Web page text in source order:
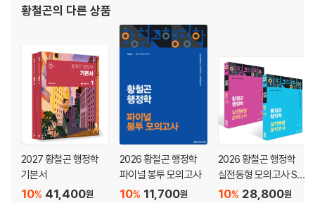
CHAPTER 4 공무원 통제
CHAPTER 1 예산 제도
CHAPTER 2 예산 이론
PART 6 지방
CHAPTER 1 지방자치 개관
CHAPTER 2 자치단체 구역
CHAPTER 3 자치권
CHAPTER 4 주민참여
황철곤의 다른 상품
2027 황철곤 행정학
기본서
41,400원
10%
2026 황철곤 행정학
파이널 봉투 모의고사
11,700원
10%
2026 황철곤 행정학
실전동형 모의고사 SE
ASON 1~2권 세트
28,800원
10%